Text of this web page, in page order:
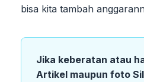
bisa kita tambah
Jika keberatan atau
Artikel maupun foto